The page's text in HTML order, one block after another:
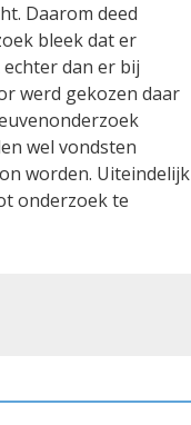
Daarom deed
bleek dat er
dan er bij
werd gekozen daar
wel vondsten
worden. Uiteindelijk
onderzoek te